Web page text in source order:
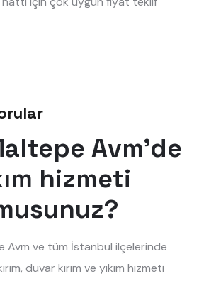
Avm'de
hizmeti
Avm ve tüm İstanbul ilçelerinde
duvar kırım ve yıkım hizmeti